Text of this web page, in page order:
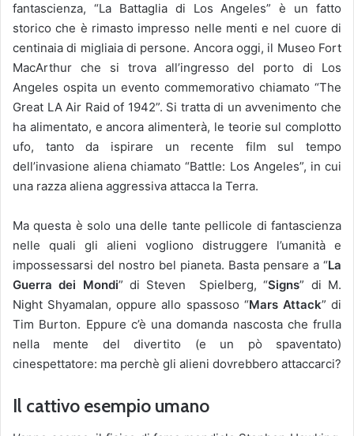
fantascienza, “La Battaglia di Los Angeles” è un fatto
storico che è rimasto impresso nelle menti e nel cuore di
centinaia di migliaia di persone. Ancora oggi, il Museo Fort
MacArthur che si trova all’ingresso del porto di Los
Angeles ospita un evento commemorativo chiamato “The
Great LA Air Raid of 1942”. Si tratta di un avvenimento che
ha alimentato, e ancora alimenterà, le teorie sul complotto
ufo, tanto da ispirare un recente film sul tempo
dell’invasione aliena chiamato “Battle: Los Angeles”, in cui
una razza aliena aggressiva attacca la Terra.
Ma questa è solo una delle tante pellicole di fantascienza
nelle quali gli alieni vogliono distruggere l’umanità e
impossessarsi del nostro bel pianeta. Basta pensare a “La
Guerra dei Mondi” di Steven Spielberg, “Signs” di M.
Night Shyamalan, oppure allo spassoso “Mars Attack” di
Tim Burton. Eppure c’è una domanda nascosta che frulla
nella mente del divertito (e un pò spaventato)
cinespettatore: ma perchè gli alieni dovrebbero attaccarci?
Il cattivo esempio umano